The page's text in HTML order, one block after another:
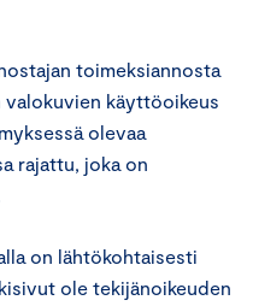
toimeksiannosta
valokuvien käyttöoikeus
olevaa
rajattu, joka on
on lähtökohtaisesti
ole tekijänoikeuden